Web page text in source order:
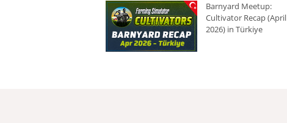
Barnyard Meetup:
Cultivator Recap (April
2026) in Türkiye